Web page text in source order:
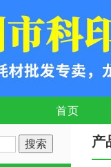
首页
产